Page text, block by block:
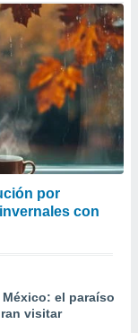
por
con
el paraíso
visitar